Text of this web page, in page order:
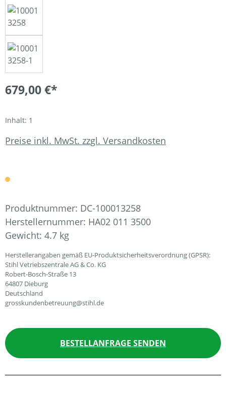
679,00 €*
Inhalt: 1
Preise inkl. MwSt. zzgl. Versandkosten
Produktnummer: DC-100013258
Herstellernummer: HA02 011 3500
Gewicht: 4.7 kg
Herstellerangaben gemäß EU-Produktsicherheitsverordnung (GPSR):
Stihl Vetriebszentrale AG & Co. KG
Robert-Bosch-Straße 13
64807 Dieburg
Deutschland
grosskundenbetreuung@stihl.de
BESTELLANFRAGE SENDEN